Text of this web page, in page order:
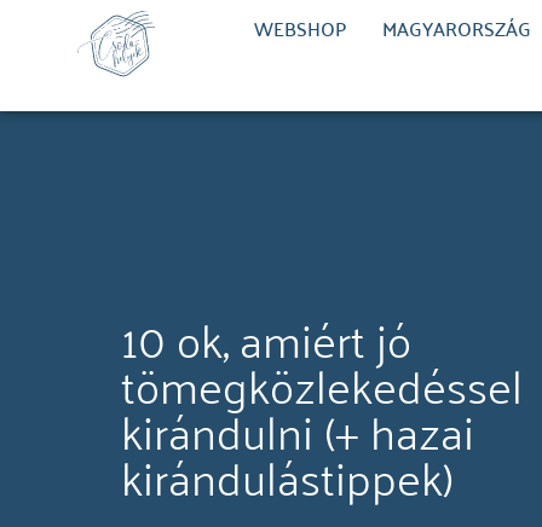
WEBSHOP MAGYARORSZÁG
10 ok, amiért jó
tömegközlekedéssel
kirándulni (+ hazai
kirándulástippek)